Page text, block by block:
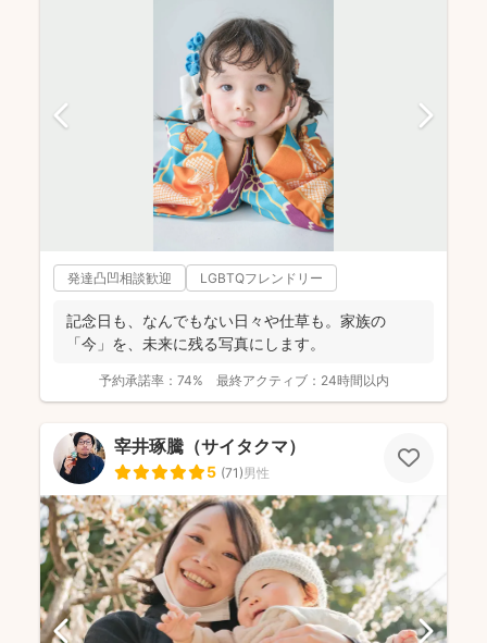
発達凸凹相談歓迎 LGBTQフレンドリー
記念日も、なんでもない日々や仕草も。家族の
「今」を、未来に残る写真にします。
予約承諾率： 74% 最終アクティブ： 24時間以内
宰井琢騰（サイタクマ）
5 (71)男性